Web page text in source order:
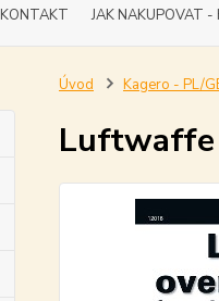
KONTAKT JAK NAKUPOVAT
Úvod Kagero - PL/
Luftwaffe